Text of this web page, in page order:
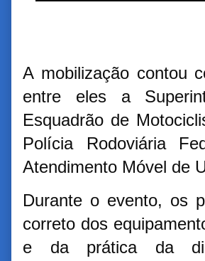
A mobilização contou
entre eles a
Esquadrão de
Polícia Rodoviária
Atendimento Móvel de
Durante o evento, os
correto dos
e da prática da